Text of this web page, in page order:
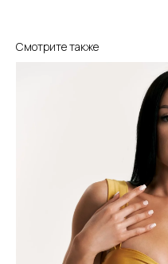
Смотрите также